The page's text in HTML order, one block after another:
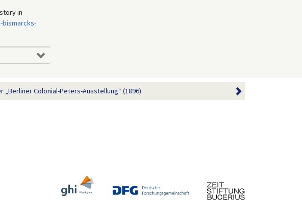
in
„Berliner Colonial-Peters-Ausstellung“ (1896)